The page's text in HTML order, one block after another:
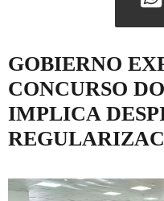
GOBIERNO
CONCURSO
IMPLICA